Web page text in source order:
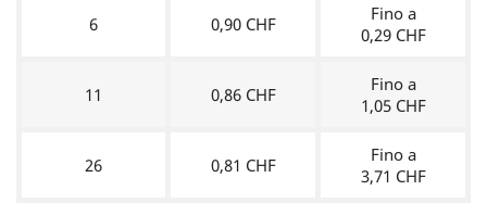
6 0,90 CHF
Fino a
0,29 CHF
11 0,86 CHF
Fino a
1,05 CHF
26 0,81 CHF
Fino a
3,71 CHF